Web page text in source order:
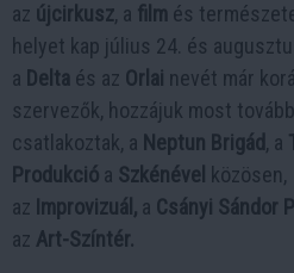
az újcirkusz, a film és
helyet kap július 24. és
a Delta és az Orlai nevét már
szervezők, hozzájuk most
csatlakoztak, a Neptun Brigád, a
Produkció a Szkénével közösen,
az Improvizuál, a Csányi Sándor
az Art-Színtér.